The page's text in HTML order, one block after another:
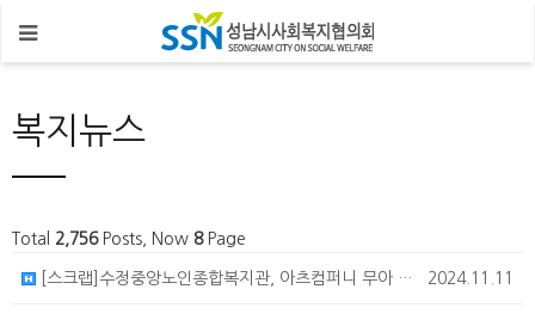
복지뉴스
Total 2,756Posts, Now 8Page
2024.11.11
[스크랩]수정중앙노인종합복지관, 아츠컴퍼니 무아 연극 프로그램 어르신 공연 '아름다운 인생'